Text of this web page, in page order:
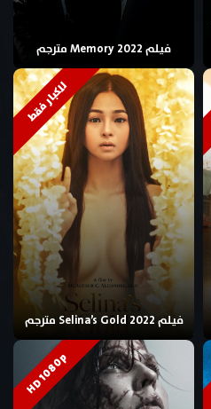
فيلم Memory 2022 مترجم
للكبار فقط
فيلم Selina’s Gold 2022 مترجم
HD 1080p